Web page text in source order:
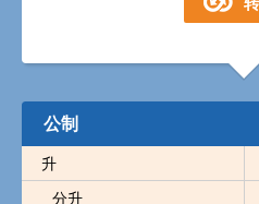
公制
升
分升